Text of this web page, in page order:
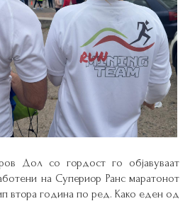
Дол со гордост го објавуваат
на Супериор Ранс маратонот
втора година по ред. Како еден од